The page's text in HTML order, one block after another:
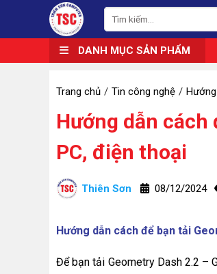
DANH MỤC SẢN PHẨM
Trang chủ Tin công nghệ
Hướng dẫn cách
PC, điện thoại
Thiên Sơn 08/12/2024
Hướng dẫn cách để bạn tải
Để bạn tải Geometry Dash 2.2 –